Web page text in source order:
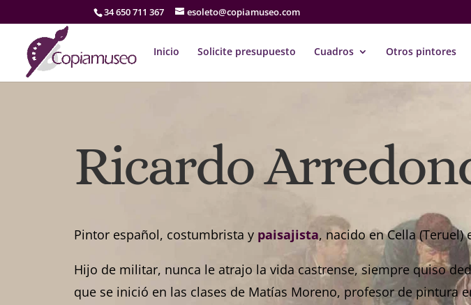
34 650 711 367 esoleto@copiamuseo.com
Inicio Solicite presupuesto Cuadros Otros pintores
Ricardo
Pintor español, costumbrista y paisajista, nacido en Cella (Teruel)
Hijo de militar, nunca le atrajo la vida castrense, siempre quiso
que se inició en las clases de Matías Moreno, profesor de pintura